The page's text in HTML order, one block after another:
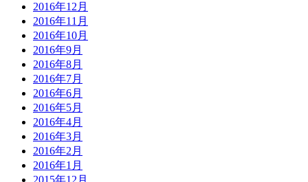
2016年12月
2016年11月
2016年10月
2016年9月
2016年8月
2016年7月
2016年6月
2016年5月
2016年4月
2016年3月
2016年2月
2016年1月
2015年12月